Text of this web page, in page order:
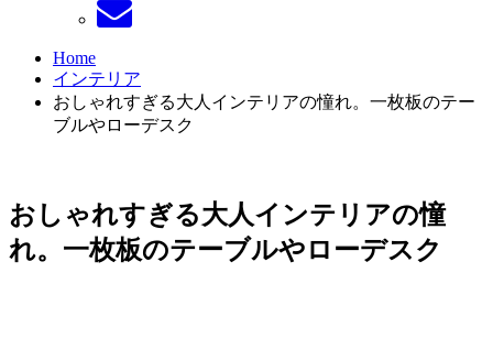
Home
インテリア
おしゃれすぎる大人インテリアの憧れ。一枚板のテー
ブルやローデスク
おしゃれすぎる大人インテリアの憧
れ。一枚板のテーブルやローデスク